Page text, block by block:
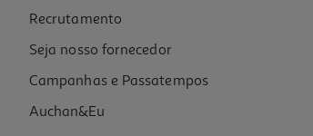
14,99 €
Recrutamento
Seja nosso fornecedor
Campanhas e Passatempos
Auchan&Eu